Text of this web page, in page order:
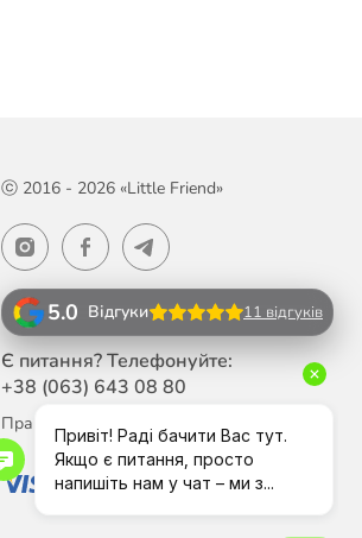
ⓒ 2016 - 2026 «Little Friend»
5.0 Відгуки 11 відгуків
Є питання? Телефонуйте:
+38 (063) 643 08 80
Працюємо Пн-Пт з 10:00 до 18:00